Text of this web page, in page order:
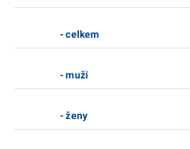
- celkem
- muži
- ženy